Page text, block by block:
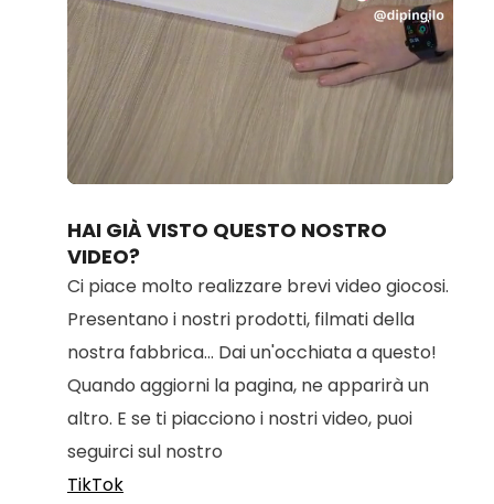
89.59%
HAI GIÀ VISTO QUESTO NOSTRO
VIDEO?
Ci piace molto realizzare brevi video giocosi.
Presentano i nostri prodotti, filmati della
nostra fabbrica... Dai un'occhiata a questo!
Quando aggiorni la pagina, ne apparirà un
altro. E se ti piacciono i nostri video, puoi
seguirci sul nostro
TikTok